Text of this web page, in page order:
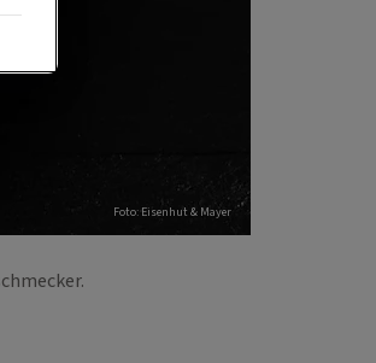
Foto: Eisenhut & Mayer